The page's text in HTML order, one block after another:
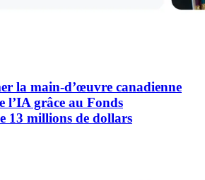
la main-d’œuvre canadienne
l’IA grâce au Fonds
13 millions de dollars